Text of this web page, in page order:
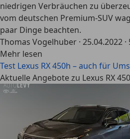
niedrigen Verbräuchen zu
vom deutschen Premium-SUV
paar Dinge beachten.
Thomas Vogelhuber · 25.04.2022 ·
Mehr lesen
Test Lexus RX 450h – auch für
Aktuelle Angebote zu Lexus RX